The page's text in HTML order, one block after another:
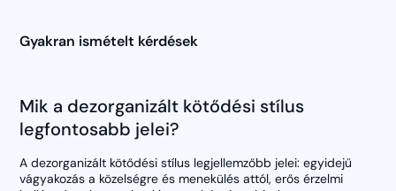
Gyakran ismételt kérdések
Mik a dezorganizált kötődési stílus
legfontosabb jelei?
A dezorganizált kötődési stílus legjellemzőbb jelei: egyidejű
vágyakozás a közelségre és menekülés attól, erős érzelmi